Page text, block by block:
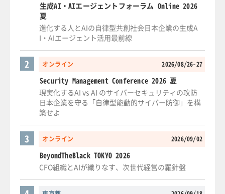
生成AI・AIエージェントフォーラム Online 2026
夏
進化する人とAIの自律型共創社会日本企業の生成A
I・AIエージェント活用最前線
オンライン 2026/08/26-27
2
Security Management Conference 2026 夏
現実化するAI vs AI のサイバーセキュリティの攻防
日本企業を守る「自律型能動的サイバー防御」を構
築せよ
オンライン 2026/09/02
3
BeyondTheBlack TOKYO 2026
CFO組織とAIが織りなす、次世代経営の羅針盤